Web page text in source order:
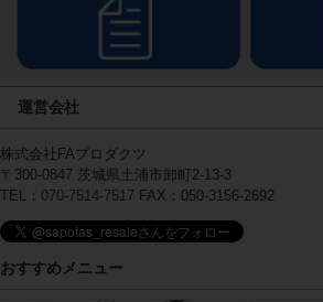
運営会社
株式会社FAプロダクツ
〒300-0847 茨城県土浦市卸町2-13-3
TEL： 070-7514-7517 FAX：050-3156-2692
おすすめメニュー